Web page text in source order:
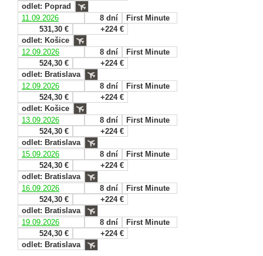
odlet: Poprad
11.09.2026
8 dní
First Minute
531,30 €
+224 €
odlet: Košice
12.09.2026
8 dní
First Minute
524,30 €
+224 €
odlet: Bratislava
12.09.2026
8 dní
First Minute
524,30 €
+224 €
odlet: Košice
13.09.2026
8 dní
First Minute
524,30 €
+224 €
odlet: Bratislava
15.09.2026
8 dní
First Minute
524,30 €
+224 €
odlet: Bratislava
16.09.2026
8 dní
First Minute
524,30 €
+224 €
odlet: Bratislava
19.09.2026
8 dní
First Minute
524,30 €
+224 €
odlet: Bratislava